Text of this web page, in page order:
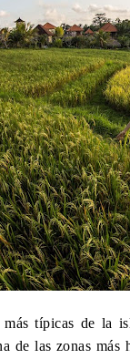
típicas de la
de las zonas más